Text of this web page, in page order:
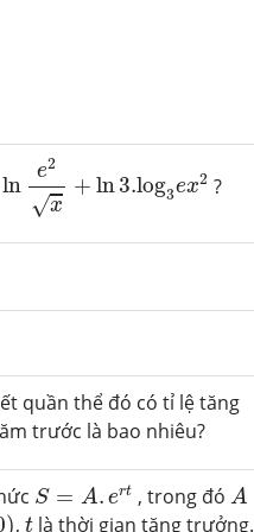
ln
e2
√x
+ ln3.log3ex2
3.
?
quần thể đó có tỉ lệ tăng
trước là bao nhiêu?
S = A. ert
S= er , trong đó A
A
),t
t là thời gian tăng trưởng.